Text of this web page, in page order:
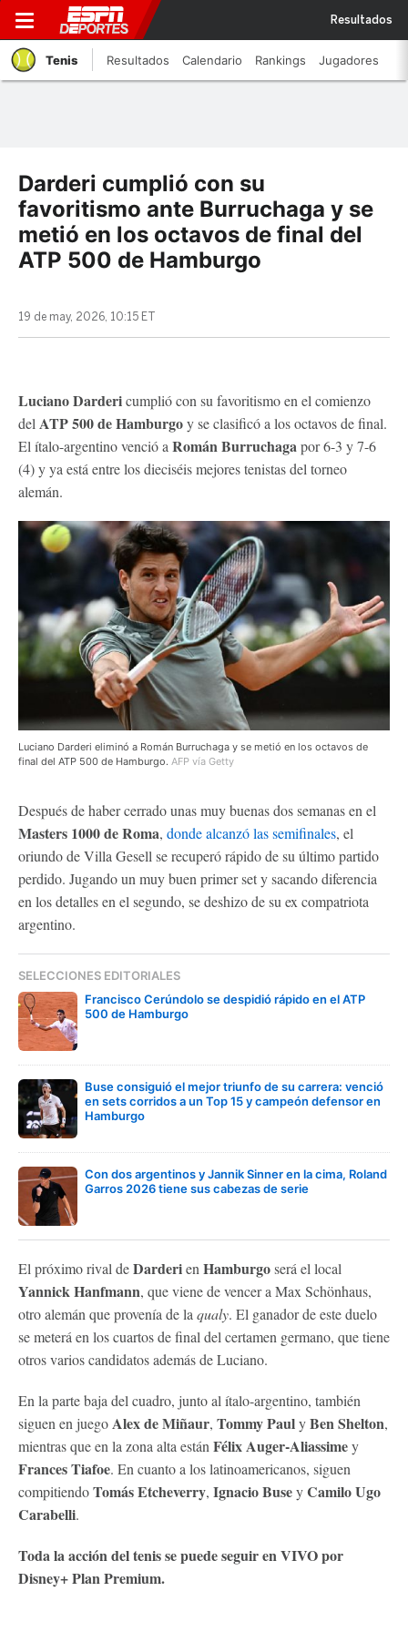
Resultados
Tenis Resultados Calendario Rankings Jugadores
Darderi cumplió con su
favoritismo ante Burruchaga y se
metió en los octavos de final del
ATP 500 de Hamburgo
19 de may, 2026, 10:15 ET
Luciano Dardericumplió con su favoritismo en el comienzo
del ATP 500 de Hamburgoy se clasificó a los octavos de final.
El ítalo-argentino venció a Román Burruchagapor 6-3 y 7-6
(4) y ya está entre los dieciséis mejores tenistas del torneo
alemán.
Luciano Darderi eliminó a Román Burruchaga y se metió en los octavos de
final del ATP 500 de Hamburgo. AFP vía Getty
Después de haber cerrado unas muy buenas dos semanas en el
Masters 1000 de Roma, donde alcanzó las semifinales, el
oriundo de Villa Gesell se recuperó rápido de su último partido
perdido. Jugando un muy buen primer set y sacando diferencia
en los detalles en el segundo, se deshizo de su ex compatriota
argentino.
SELECCIONES EDITORIALES
Francisco Cerúndolo se despidió rápido en el ATP
500 de Hamburgo
Buse consiguió el mejor triunfo de su carrera: venció
en sets corridos a un Top 15 y campeón defensor en
Hamburgo
Con dos argentinos y Jannik Sinner en la cima, Roland
Garros 2026 tiene sus cabezas de serie
El próximo rival deDarderien Hamburgoserá el local
Yannick Hanfmann, que viene de vencer a Max Schönhaus,
otro alemán que provenía de la qualy. El ganador de este duelo
se meterá en los cuartos de final del certamen germano, que tiene
otros varios candidatos además de Luciano.
En la parte baja del cuadro, junto al ítalo-argentino, también
siguen en juegoAlex de Miñaur, Tommy PaulyBen Shelton,
mientras que en la zona alta están Félix Auger-Aliassimey
Frances Tiafoe. En cuanto a los latinoamericanos, siguen
compitiendoTomás Etcheverry, Ignacio BuseyCamilo Ugo
Carabelli.
Toda la acción del tenis se puede seguir en VIVO por
Disney+ Plan Premium.